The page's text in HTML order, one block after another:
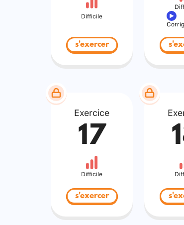
Difficile
s'exercer
Exercice
17
Difficile
s'exercer